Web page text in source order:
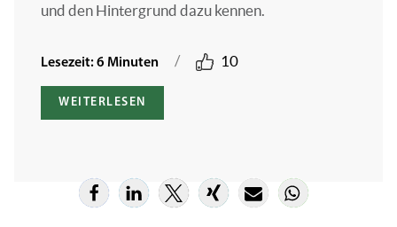
und den Hintergrund dazu kennen.
Lesezeit: 6 Minuten / 10
WEITERLESEN